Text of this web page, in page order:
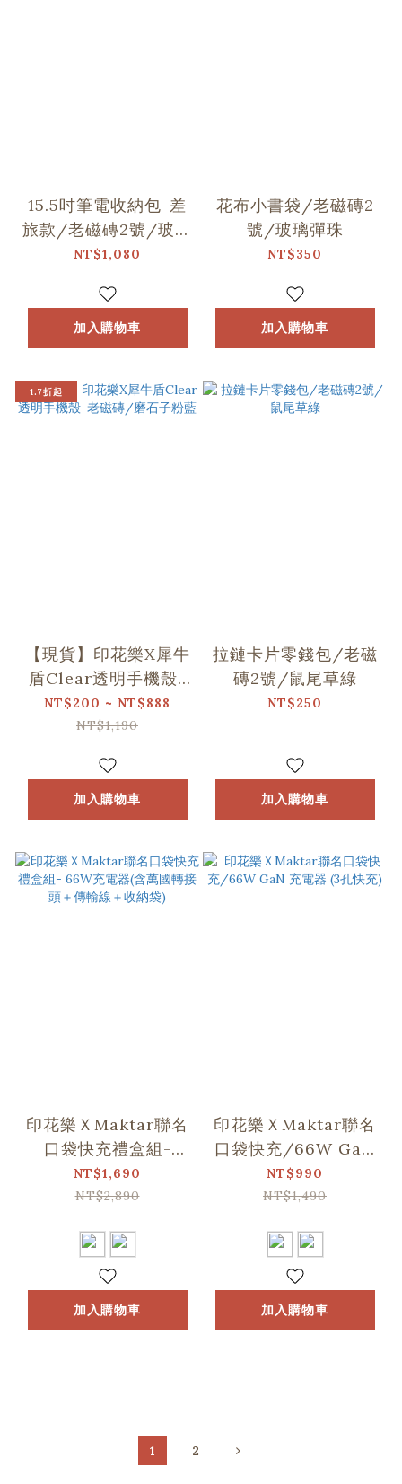
15.5吋筆電收納包-差
旅款/老磁磚2號/玻璃
彈珠(15、16吋筆電適
NT$1,080
加入購物車
花布小書袋/老磁磚2
號/玻璃彈珠
NT$350
加入購物車
1.7折起
【現貨】印花樂X犀牛
盾Clear透明手機殼-
老磁磚/磨石子粉藍
NT$200 ~ NT$888
NT$1,190
加入購物車
拉鏈卡片零錢包/老磁
磚2號/鼠尾草綠
NT$250
加入購物車
印花樂ＸMaktar聯名
口袋快充禮盒組-
66W充電器(含萬國轉
接頭＋傳輸線＋收納
NT$1,690
NT$2,890
加入購物車
印花樂ＸMaktar聯名
口袋快充/66W GaN
充電器 (3孔快充)
NT$990
NT$1,490
加入購物車
1 2